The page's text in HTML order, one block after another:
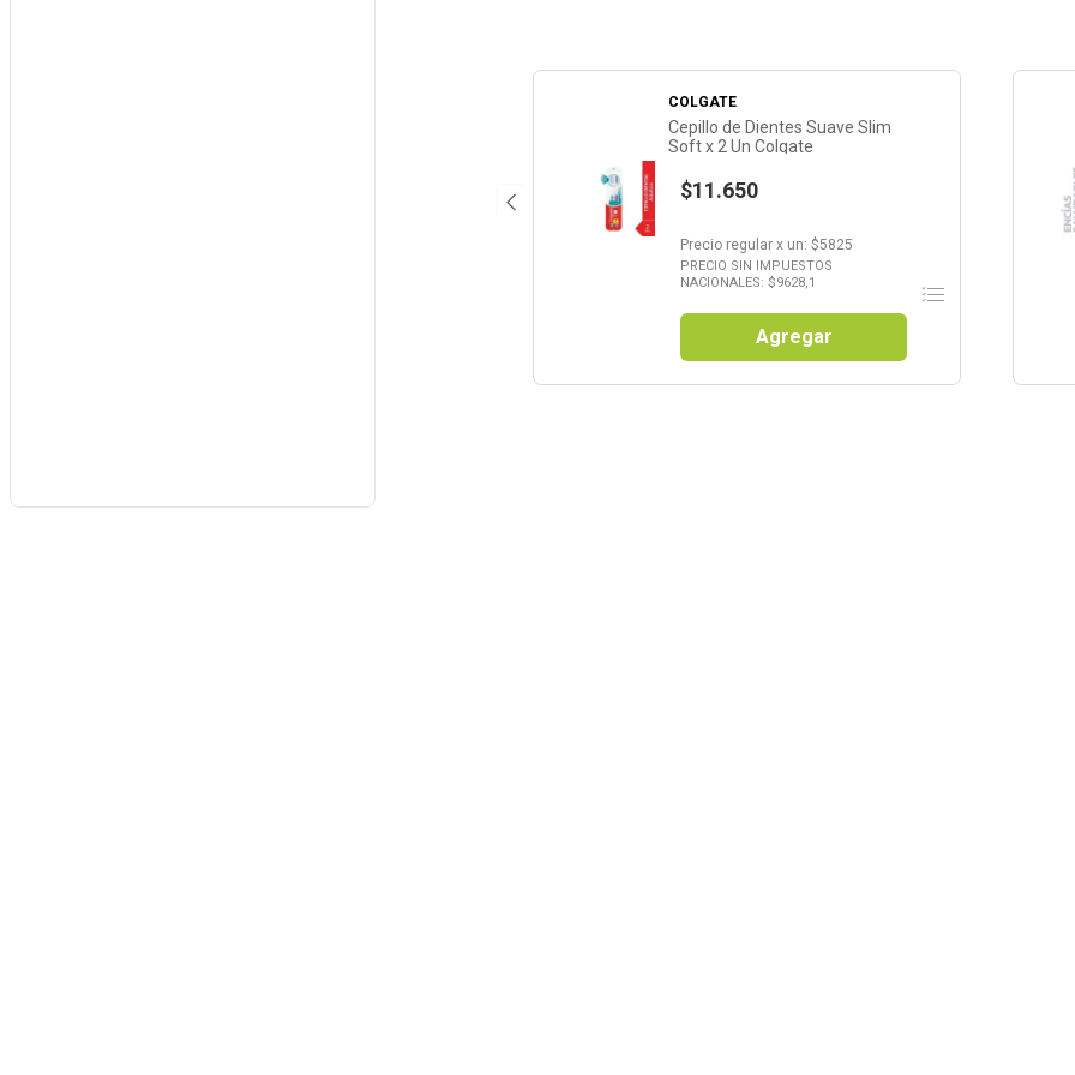
COLGATE
Cepillo de Dientes Suave Slim
Soft x 2 Un Colgate
$11.650
Precio regular x un: $5825
PRECIO SIN IMPUESTOS
NACIONALES: $9628,1
Agregar